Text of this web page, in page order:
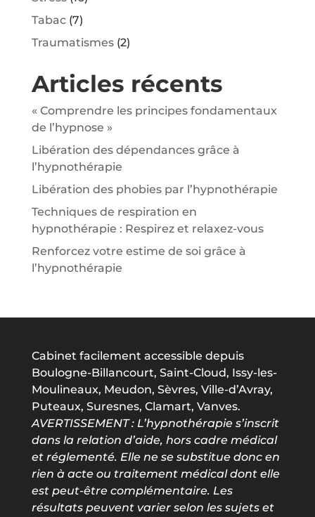
Tabac(7)
Traumatismes(2)
Articles récents
« Comprendre les principes fondamentaux
de l’hypnose »
Libération des dépendances grâce à
l’hypnothérapie
Libération des phobies par l’hypnothérapie
Techniques de respiration en
hypnothérapie : Respirez et relaxez-vous
Renforcez votre estime de soi grâce à
l’hypnothérapie
Cabinet facilement accessible depuis
Boulogne-Billancourt, Saint-Cloud, Issy-les-
Moulineaux, Meudon, Sèvres, Ville-d’Avray,
Puteaux, Suresnes, Clamart, Vanves.
AVERTISSEMENT : L’hypnothérapie s’inscrit
dans la relation d’aide, hors cadre médical
et réglementé. Elle ne se substitue donc en
rien à acte ou traitement médical dont elle
est peut-être complémentaire. Les
résultats peuvent varier selon les sujets et